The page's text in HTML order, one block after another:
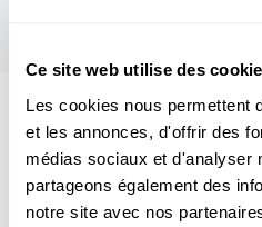
Ce site web utilise des
Les cookies nous permettent
et les annonces, d'offrir des
médias sociaux et d'analyser
partageons également des
notre site avec nos
Aussi intéréssant
KREBS GEHIRN